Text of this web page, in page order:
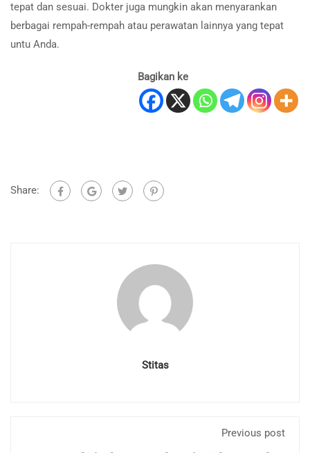
tepat dan sesuai. Dokter juga mungkin akan menyarankan
berbagai rempah-rempah atau perawatan lainnya yang tepat
untu Anda.
Bagikan ke
Share:
Stitas
Previous post